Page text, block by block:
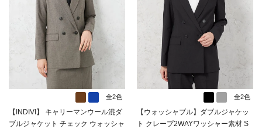
全2色
【INDIVI】 キャリーマンウール混ダ
ブルジャケット チェック ウォッシャ
全2色
【ウォッシャブル】ダブルジャケッ
ト クレープ2WAYワッシャー素材 S